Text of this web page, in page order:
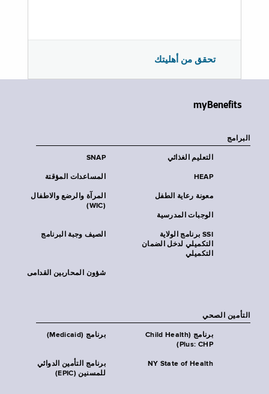
تحقق من أهليتك
myBenefits
البرامج
SNAP التعليم الغذائي
المساعدات المؤقتة HEAP
المرآة والرضع والاطفال
(WIC)
معونة رعاية الطفل
الوجبات المدرسية
الصيف وجبة البرنامج
SSI برنامج الولاية
التكميلي لدخل الضمان
التكميلي
شؤون المحاربين القدامى
التأمين الصحي
برنامج (Medicaid)
برنامج (Child Health
Plus: CHP)
برنامج التأمين الدوائي
للمسنين (EPIC)
NY State of Health